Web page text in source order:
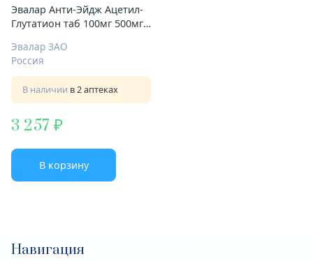
Эвалар Анти-Эйдж Ацетил-
Глутатион таб 100мг 500мг
Эвалар ЗАО
Россия
В наличии в 2 аптеках
3 257
В корзину
Навигация